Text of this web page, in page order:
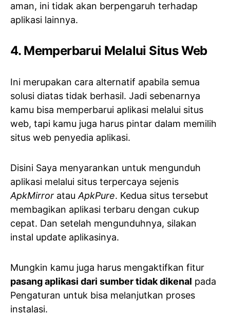
aman, ini tidak akan berpengaruh terhadap
aplikasi lainnya.
4. Memperbarui Melalui Situs Web
Ini merupakan cara alternatif apabila semua
solusi diatas tidak berhasil. Jadi sebenarnya
kamu bisa memperbarui aplikasi melalui situs
web, tapi kamu juga harus pintar dalam memilih
situs web penyedia aplikasi.
Disini Saya menyarankan untuk mengunduh
aplikasi melalui situs terpercaya sejenis
ApkMirror atau ApkPure. Kedua situs tersebut
membagikan aplikasi terbaru dengan cukup
cepat. Dan setelah mengunduhnya, silakan
instal update aplikasinya.
Mungkin kamu juga harus mengaktifkan fitur
pasang aplikasi dari sumber tidak dikenal pada
Pengaturan untuk bisa melanjutkan proses
instalasi.